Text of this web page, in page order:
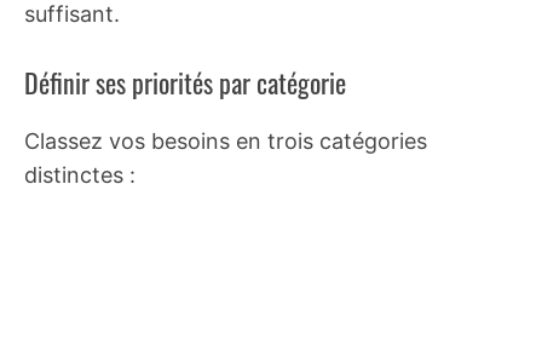
suffisant.
Définir ses priorités par catégorie
Classez vos besoins en trois catégories
distinctes :